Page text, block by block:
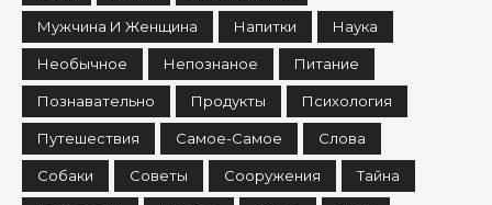
Мужчина И Женщина Напитки Наука
Необычное Непознаное Питание
Познавательно Продукты Психология
Путешествия Самое-Самое Слова
Собаки Советы Сооружения Тайна